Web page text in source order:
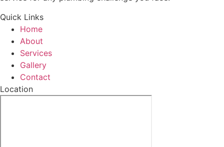
Quick Links
Home
About
Services
Gallery
Contact
Location